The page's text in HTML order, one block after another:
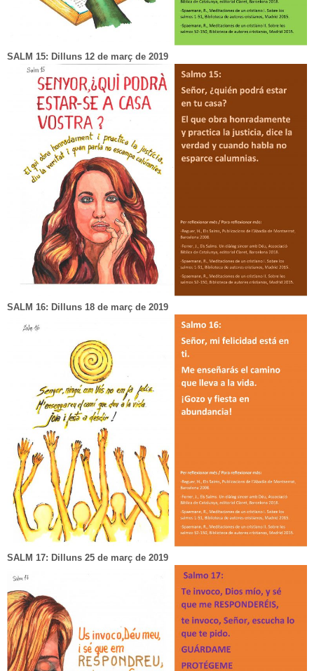
SALM 15: Dilluns 12 de març de 2019
SALM 16: Dilluns 18 de març de 2019
SALM 17: Dilluns 25 de març de 2019